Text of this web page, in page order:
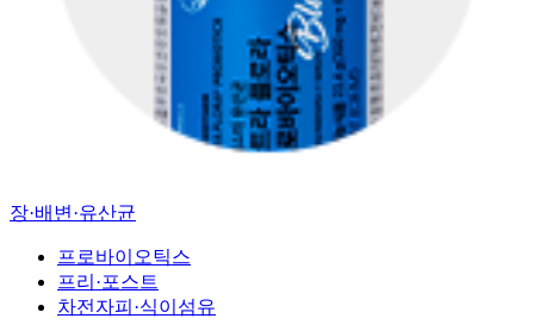
장·배변·유산균
프로바이오틱스
프리·포스트
차전자피·식이섬유